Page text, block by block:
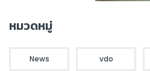
หมวดหมู่
News vdo